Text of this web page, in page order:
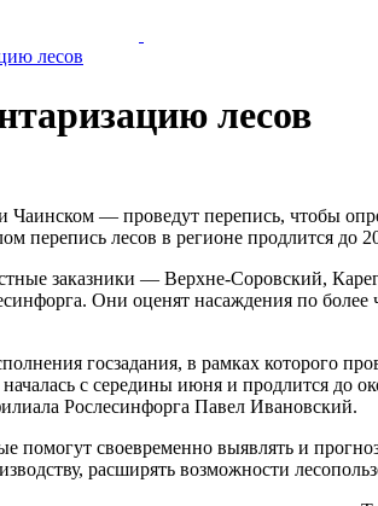
лесов
лесов
— проведут перепись, чтобы
перепись лесов в регионе продлится до
заказники — Верхне-Соровский,
Они оценят насаждения по более
госзадания, в рамках которого
с середины июня и продлится до
Рослесинфорга Павел Ивановский.
помогут своевременно выявлять и
расширять возможности